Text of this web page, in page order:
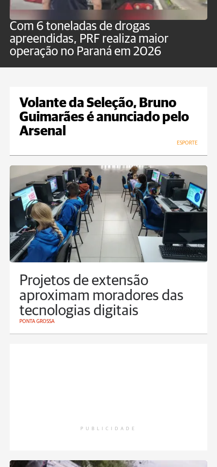
Com 6 toneladas de drogas
apreendidas, PRF realiza maior
operação no Paraná em 2026
Volante da Seleção, Bruno
Guimarães é anunciado pelo
Arsenal
ESPORTE
Projetos de extensão
aproximam moradores das
tecnologias digitais
PONTA GROSSA
PUBLICIDADE